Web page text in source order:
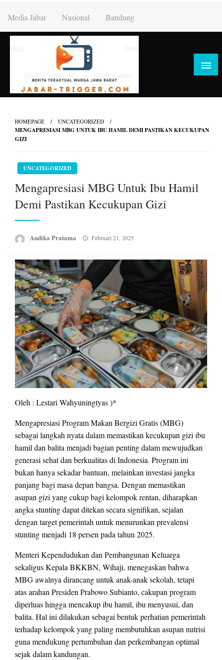
content
Media Jabar Nasional Bandung
HOMEPAGE UNCATEGORIZED
MENGAPRESIASI MBG UNTUK IBU HAMIL DEMI PASTIKAN KECUKUPAN
GIZI
UNCATEGORIZED
Mengapresiasi MBG Untuk Ibu Hamil
Demi Pastikan Kecukupan Gizi
Andika Pratama
Posted
Februari 21, 2025
Oleh : Lestari Wahyuningtyas )*
Mengapresiasi Program Makan Bergizi Gratis (MBG)
sebagai langkah nyata dalam memastikan kecukupan gizi ibu
hamil dan balita menjadi bagian penting dalam mewujudkan
generasi sehat dan berkualitas di Indonesia. Program ini
bukan hanya sekadar bantuan, melainkan investasi jangka
panjang bagi masa depan bangsa. Dengan memastikan
asupan gizi yang cukup bagi kelompok rentan, diharapkan
angka stunting dapat ditekan secara signifikan, sejalan
dengan target pemerintah untuk menurunkan prevalensi
stunting menjadi 18 persen pada tahun 2025.
Menteri Kependudukan dan Pembangunan Keluarga
sekaligus Kepala BKKBN, Wihaji, menegaskan bahwa
MBG awalnya dirancang untuk anak-anak sekolah, tetapi
atas arahan Presiden Prabowo Subianto, cakupan program
diperluas hingga mencakup ibu hamil, ibu menyusui, dan
balita. Hal ini dilakukan sebagai bentuk perhatian pemerintah
terhadap kelompok yang paling membutuhkan asupan nutrisi
guna mendukung pertumbuhan dan perkembangan optimal
sejak dalam kandungan.